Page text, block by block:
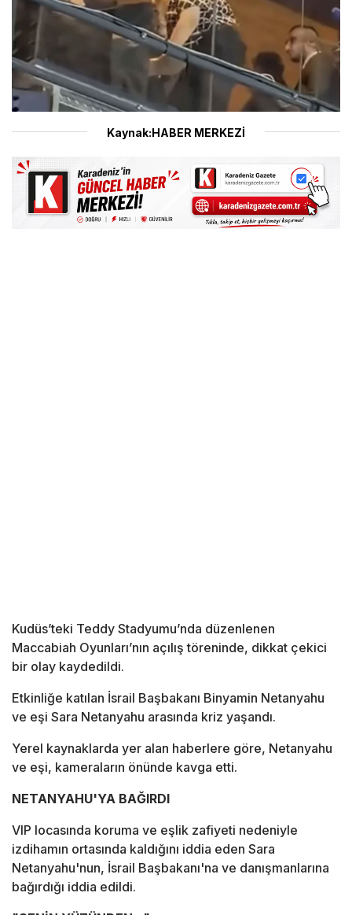
Kaynak:HABER MERKEZİ
Kudüs’teki Teddy Stadyumu’nda düzenlenen
Maccabiah Oyunları’nın açılış töreninde, dikkat çekici
bir olay kaydedildi.
Etkinliğe katılan İsrail Başbakanı Binyamin Netanyahu
ve eşi Sara Netanyahu arasında kriz yaşandı.
Yerel kaynaklarda yer alan haberlere göre, Netanyahu
ve eşi, kameraların önünde kavga etti.
NETANYAHU'YA BAĞIRDI
VIP locasında koruma ve eşlik zafiyeti nedeniyle
izdihamın ortasında kaldığını iddia eden Sara
Netanyahu'nun, İsrail Başbakanı'na ve danışmanlarına
bağırdığı iddia edildi.